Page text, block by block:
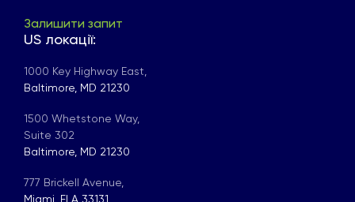
Залишити запит
US локації:
1000 Key Highway East,
Baltimore, MD 21230
1500 Whetstone Way,
Suite 302
Baltimore, MD 21230
777 Brickell Avenue,
Miami, FLA 33131